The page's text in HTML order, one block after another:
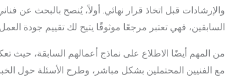
والإرشادات قبل اتخاذ قرار نهائي. أولاً، يُنصح بالبحث عن
السابقين، فهي تعتبر مرجعًا موثوقًا يتيح لك تقييم جودة العمل
من المهم أيضًا الاطلاع على نماذج أعمالهم السابقة، حيث
مع الفنيين المحتملين بشكل مباشر، وطرح الأسئلة حول